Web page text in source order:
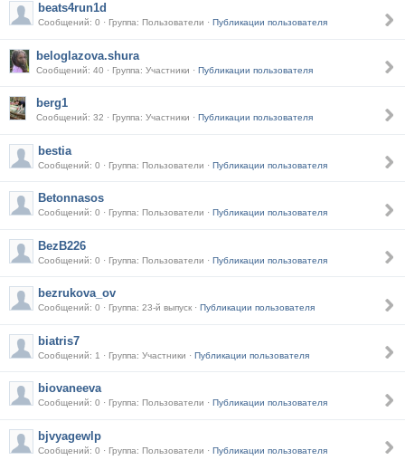
beats4run1d
Сообщений: 0 · Группа: Пользователи · Публикации пользователя
beloglazova.shura
Сообщений: 40 · Группа: Участники · Публикации пользователя
berg1
Сообщений: 32 · Группа: Участники · Публикации пользователя
bestia
Сообщений: 0 · Группа: Пользователи · Публикации пользователя
Betonnasos
Сообщений: 0 · Группа: Пользователи · Публикации пользователя
BezB226
Сообщений: 0 · Группа: Пользователи · Публикации пользователя
bezrukova_ov
Сообщений: 0 · Группа: 23-й выпуск · Публикации пользователя
biatris7
Сообщений: 1 · Группа: Участники · Публикации пользователя
biovaneeva
Сообщений: 0 · Группа: Пользователи · Публикации пользователя
bjvyagewlp
Сообщений: 0 · Группа: Пользователи · Публикации пользователя